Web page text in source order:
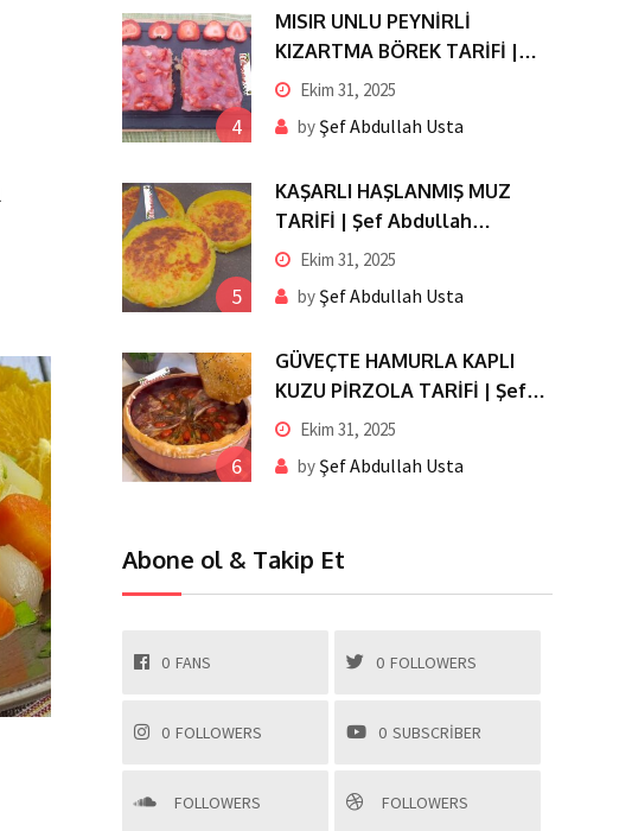
4
MISIR UNLU PEYNİRLİ
KIZARTMA BÖREK TARİFİ |
Şef Abdullah Usta’dan Pratik
Ekim 31, 2025
byŞef Abdullah Usta
5
KAŞARLI HAŞLANMIŞ MUZ
TARİFİ | Şef Abdullah
Usta’dan Pratik ve Nefis
Ekim 31, 2025
byŞef Abdullah Usta
6
GÜVEÇTE HAMURLA KAPLI
KUZU PİRZOLA TARİFİ | Şef
Abdullah Usta’dan Pratik ve
Ekim 31, 2025
byŞef Abdullah Usta
Abone ol & Takip Et
0 FANS 0 FOLLOWERS
0 FOLLOWERS 0 SUBSCRIBER
FOLLOWERS FOLLOWERS